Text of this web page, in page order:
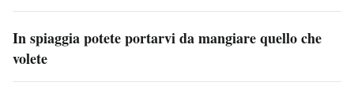
In spiaggia potete portarvi da mangiare quello che
volete